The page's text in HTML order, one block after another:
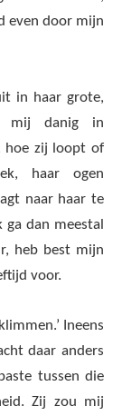
even door mijn
in haar grote,
mij danig in
hoe zij loopt of
haar ogen
naar haar te
dan meestal
heb best mijn
voor.
Ineens
daar anders
tussen die
Zij zou mij